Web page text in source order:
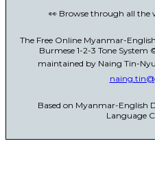
👀 Browse through all the
The Free Online Myanmar-
Burmese 1-2-3 Tone System
maintained by Naing Tin-
Based on Myanmar-English
Language